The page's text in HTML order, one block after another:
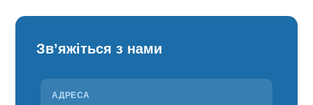
Зв’яжіться з нами
АДРЕСА